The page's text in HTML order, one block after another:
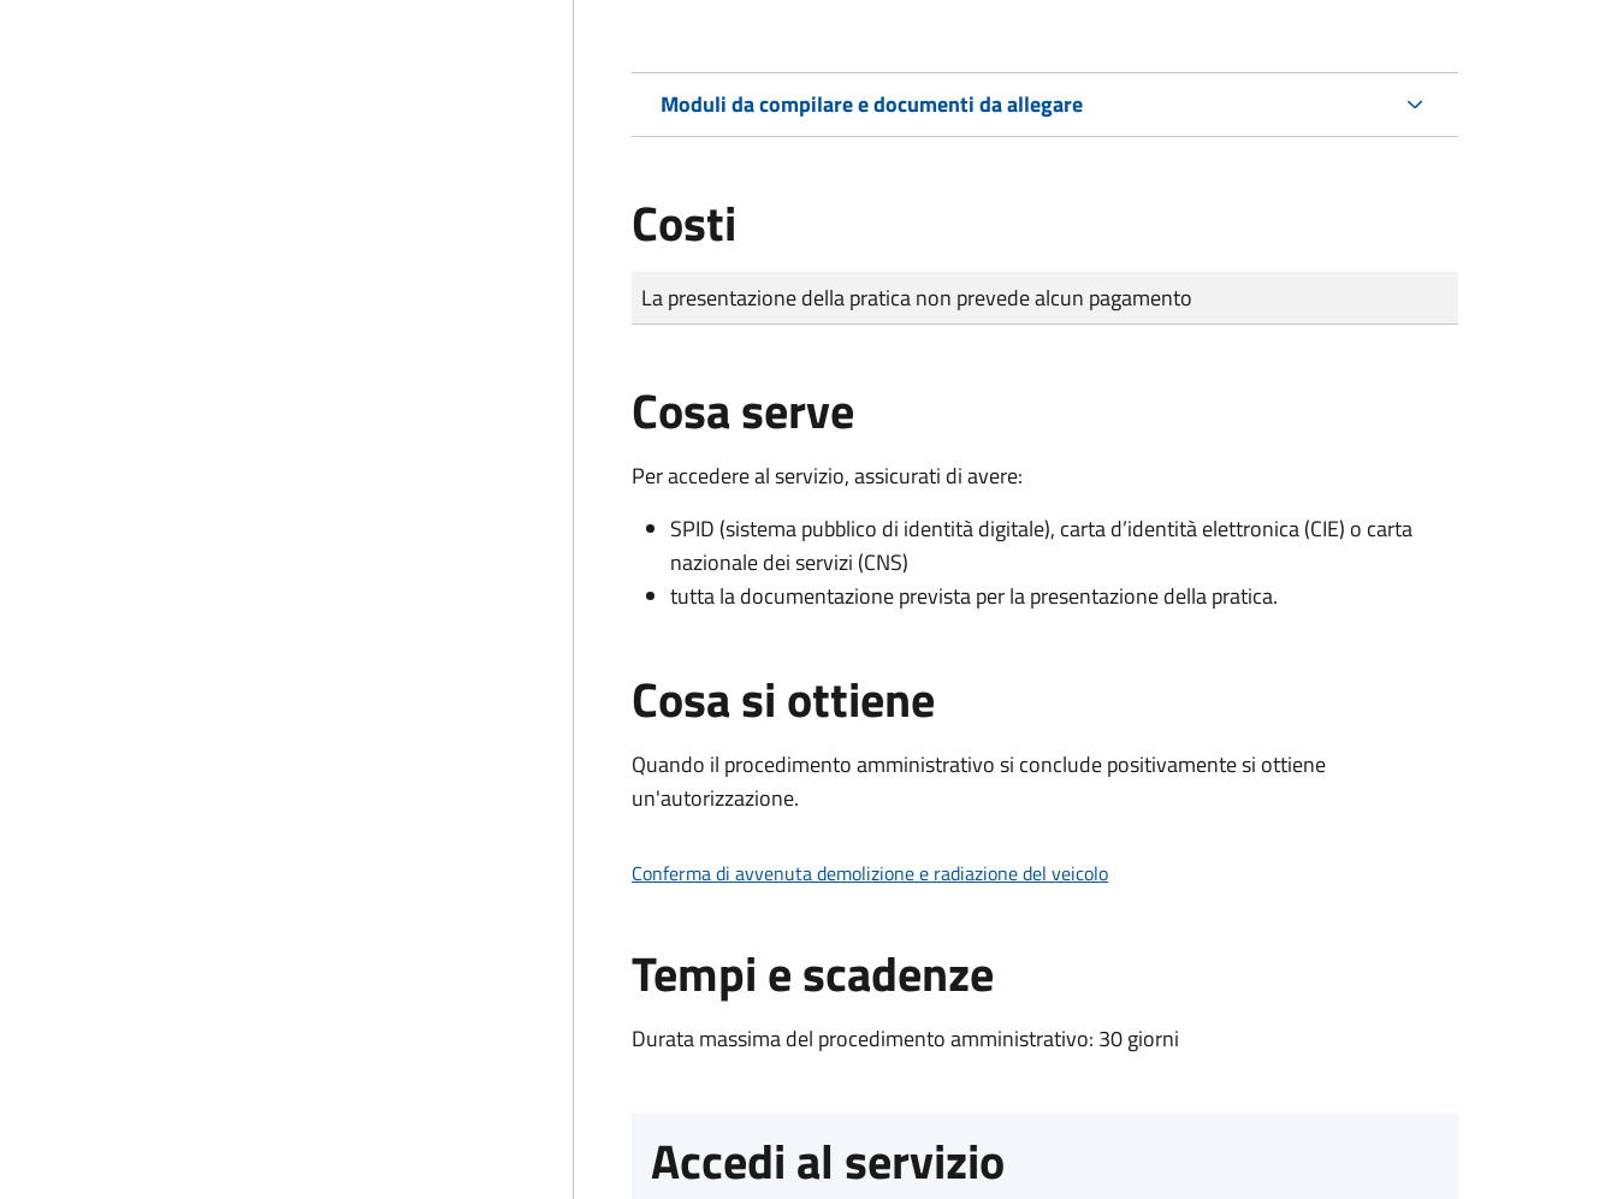
Moduli da compilare e documenti da allegare
Costi
Tipo di pagamento
Importo
La presentazione della pratica non prevede alcun pagamento
Cosa serve
Per accedere al servizio, assicurati di avere:
SPID (sistema pubblico di identità digitale), carta d’identità elettronica (CIE) o carta
nazionale dei servizi (CNS)
tutta la documentazione prevista per la presentazione della pratica.
Cosa si ottiene
Quando il procedimento amministrativo si conclude positivamente si ottiene
un'autorizzazione.
Conferma di avvenuta demolizione e radiazione del veicolo
Tempi e scadenze
Durata massima del procedimento amministrativo: 30 giorni
Accedi al servizio